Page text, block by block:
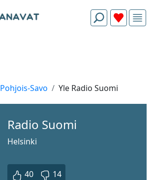
Pohjois-Savo Yle Radio Suomi
Radio Suomi
Helsinki
40 14